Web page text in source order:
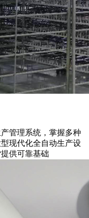
管理系统，掌握多种
现代化全自动生产设
供可靠基础